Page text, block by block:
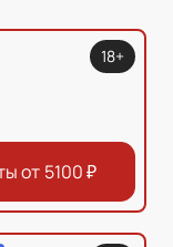
18+
от 5100₽